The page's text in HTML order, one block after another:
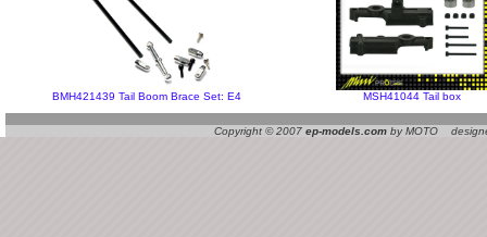
BMH421439 Tail Boom Brace Set: E4 MSH41044 Tail box
Copyright © 2007 ep-models.com by MOTO